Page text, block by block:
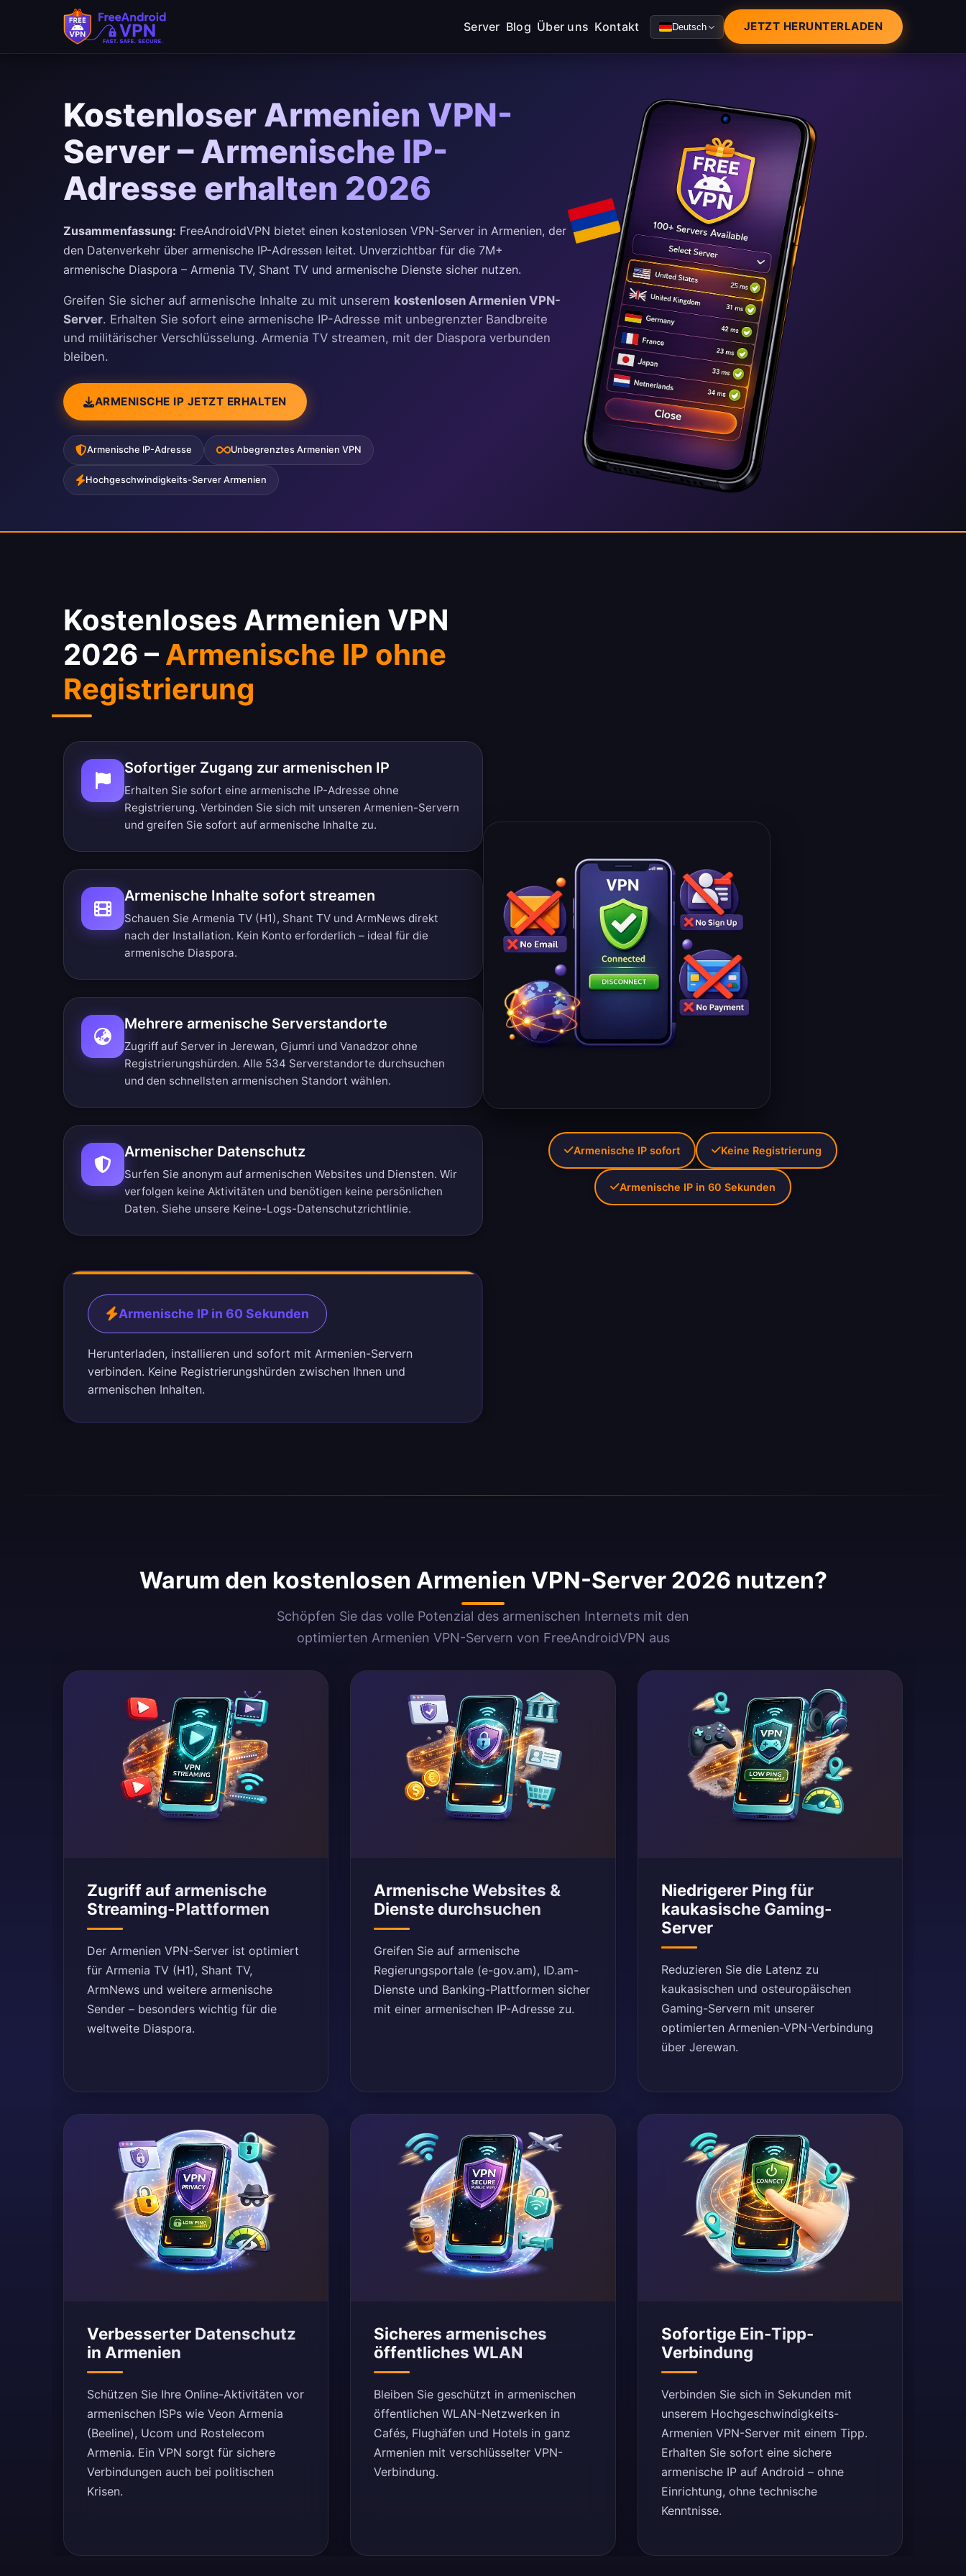
Server Blog Über uns Kontakt Deutsch JETZT HERUNTERLADEN
Kostenloser Armenien VPN-
Server – Armenische IP-
Adresse erhalten 2026
Zusammenfassung: FreeAndroidVPN bietet einen kostenlosen VPN-Server in Armenien, der
den Datenverkehr über armenische IP-Adressen leitet. Unverzichtbar für die 7M+
armenische Diaspora – Armenia TV, Shant TV und armenische Dienste sicher nutzen.
Greifen Sie sicher auf armenische Inhalte zu mit unserem kostenlosen Armenien VPN-
Server. Erhalten Sie sofort eine armenische IP-Adresse mit unbegrenzter Bandbreite
und militärischer Verschlüsselung. Armenia TV streamen, mit der Diaspora verbunden
bleiben.
ARMENISCHE IP JETZT ERHALTEN
Armenische IP-Adresse Unbegrenztes Armenien VPN
Hochgeschwindigkeits-Server Armenien
Kostenloses Armenien VPN
2026 – Armenische IP ohne
Registrierung
Sofortiger Zugang zur armenischen IP
Erhalten Sie sofort eine armenische IP-Adresse ohne
Registrierung. Verbinden Sie sich mit unseren Armenien-Servern
und greifen Sie sofort auf armenische Inhalte zu.
Armenische Inhalte sofort streamen
Schauen Sie Armenia TV (H1), Shant TV und ArmNews direkt
nach der Installation. Kein Konto erforderlich – ideal für die
armenische Diaspora.
Mehrere armenische Serverstandorte
Zugriff auf Server in Jerewan, Gjumri und Vanadzor ohne
Registrierungshürden. Alle 534 Serverstandorte durchsuchen
und den schnellsten armenischen Standort wählen.
Armenischer Datenschutz
Surfen Sie anonym auf armenischen Websites und Diensten. Wir
verfolgen keine Aktivitäten und benötigen keine persönlichen
Daten. Siehe unsere Keine-Logs-Datenschutzrichtlinie.
Armenische IP in 60 Sekunden
Herunterladen, installieren und sofort mit Armenien-Servern
verbinden. Keine Registrierungshürden zwischen Ihnen und
armenischen Inhalten.
Armenische IP sofort Keine Registrierung
Armenische IP in 60 Sekunden
Warum den kostenlosen Armenien VPN-Server 2026 nutzen?
Schöpfen Sie das volle Potenzial des armenischen Internets mit den
optimierten Armenien VPN-Servern von FreeAndroidVPN aus
Zugriff auf armenische
Streaming-Plattformen
Der Armenien VPN-Server ist optimiert
für Armenia TV (H1), Shant TV,
ArmNews und weitere armenische
Sender – besonders wichtig für die
weltweite Diaspora.
Armenische Websites &
Dienste durchsuchen
Greifen Sie auf armenische
Regierungsportale (e-gov.am), ID.am-
Dienste und Banking-Plattformen sicher
mit einer armenischen IP-Adresse zu.
Niedrigerer Ping für
kaukasische Gaming-
Server
Reduzieren Sie die Latenz zu
kaukasischen und osteuropäischen
Gaming-Servern mit unserer
optimierten Armenien-VPN-Verbindung
über Jerewan.
Verbesserter Datenschutz
in Armenien
Schützen Sie Ihre Online-Aktivitäten vor
armenischen ISPs wie Veon Armenia
(Beeline), Ucom und Rostelecom
Armenia. Ein VPN sorgt für sichere
Verbindungen auch bei politischen
Krisen.
Sicheres armenisches
öffentliches WLAN
Bleiben Sie geschützt in armenischen
öffentlichen WLAN-Netzwerken in
Cafés, Flughäfen und Hotels in ganz
Armenien mit verschlüsselter VPN-
Verbindung.
Sofortige Ein-Tipp-
Verbindung
Verbinden Sie sich in Sekunden mit
unserem Hochgeschwindigkeits-
Armenien VPN-Server mit einem Tipp.
Erhalten Sie sofort eine sichere
armenische IP auf Android – ohne
Einrichtung, ohne technische
Kenntnisse.